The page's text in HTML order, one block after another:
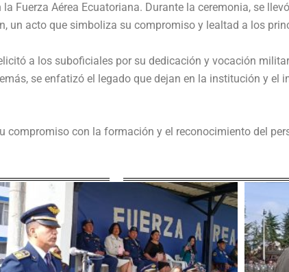
Fuerza Aérea Ecuatoriana. Durante la ceremonia, se
un acto que simboliza su compromiso y lealtad a los
a los suboficiales por su dedicación y vocación
se enfatizó el legado que dejan en la institución y el
compromiso con la formación y el reconocimiento del